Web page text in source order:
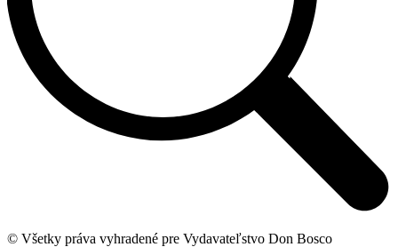
© Všetky práva vyhradené pre Vydavateľstvo Don Bosco